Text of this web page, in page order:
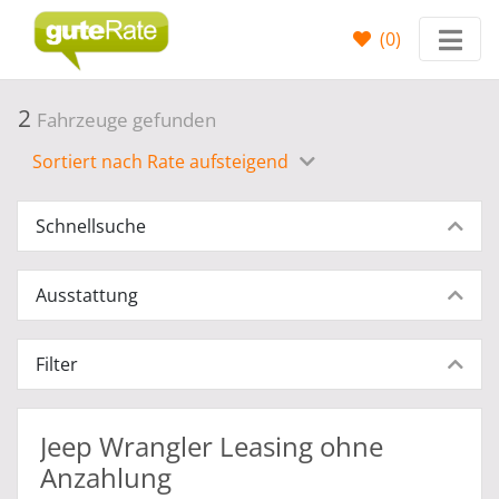
(0)
2 Fahrzeuge gefunden
Sortiert nach Rate aufsteigend
Schnellsuche
Ausstattung
Filter
Jeep Wrangler Leasing ohne
Anzahlung